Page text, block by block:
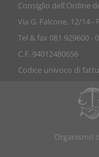
Consiglio dell'Ordine
Via G. Falcone, 12/14 -
Tel & fax 081 929600 -
C.F. 94012480656
Codice univoco di
Organismo